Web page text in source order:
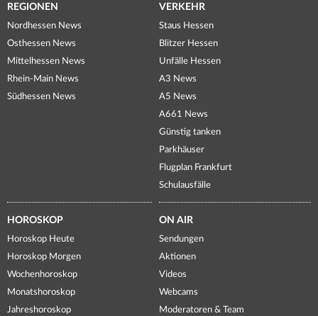
REGIONEN
Nordhessen News
Osthessen News
Mittelhessen News
Rhein-Main News
Südhessen News
VERKEHR
Staus Hessen
Blitzer Hessen
Unfälle Hessen
A3 News
A5 News
A661 News
Günstig tanken
Parkhäuser
Flugplan Frankfurt
Schulausfälle
HOROSKOP
Horoskop Heute
Horoskop Morgen
Wochenhoroskop
Monatshoroskop
Jahreshoroskop
ON AIR
Sendungen
Aktionen
Videos
Webcams
Moderatoren & Team